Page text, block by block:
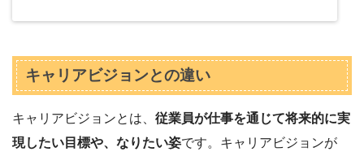
キャリアビジョンとの違い
キャリアビジョンとは、 従業員が仕事を通じて将来的に実
現したい目標や、なりたい姿です。キャリアビジョンが